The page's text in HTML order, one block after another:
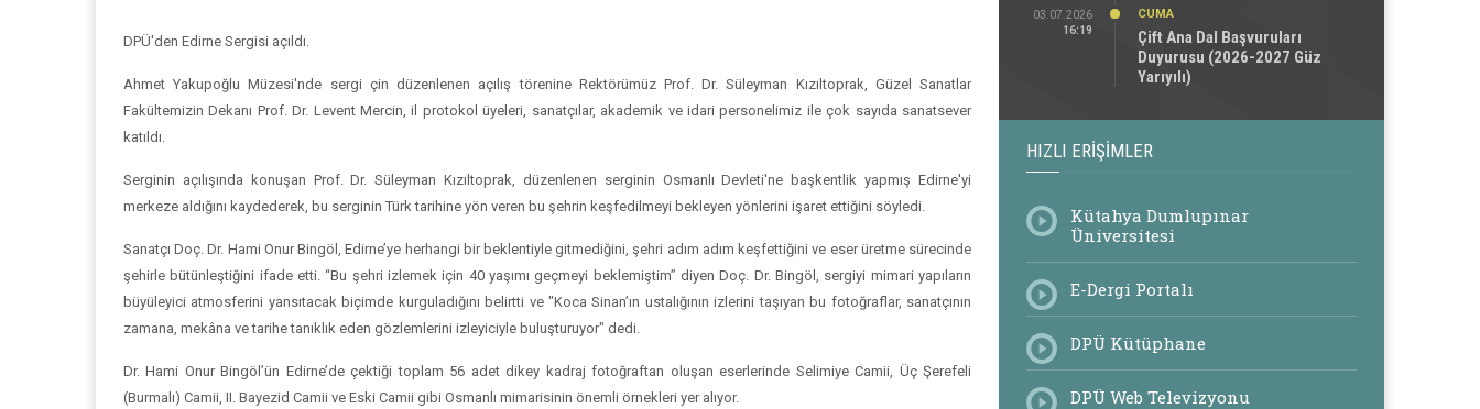
DPÜ'den Edirne Sergisi açıldı.
Ahmet Yakupoğlu Müzesi'nde sergi çin düzenlenen açılış törenine Rektörümüz Prof. Dr. Süleyman Kızıltoprak, Güzel Sanatlar
Fakültemizin Dekanı Prof. Dr. Levent Mercin, il protokol üyeleri, sanatçılar, akademik ve idari personelimiz ile çok sayıda sanatsever
katıldı.
Serginin açılışında konuşan Prof. Dr. Süleyman Kızıltoprak, düzenlenen serginin Osmanlı Devleti'ne başkentlik yapmış Edirne'yi
merkeze aldığını kaydederek, bu serginin Türk tarihine yön veren bu şehrin keşfedilmeyi bekleyen yönlerini işaret ettiğini söyledi.
Sanatçı Doç. Dr. Hami Onur Bingöl, Edirne’ye herhangi bir beklentiyle gitmediğini, şehri adım adım keşfettiğini ve eser üretme sürecinde
şehirle bütünleştiğini ifade etti. “Bu şehri izlemek için 40 yaşımı geçmeyi beklemiştim” diyen Doç. Dr. Bingöl, sergiyi mimari yapıların
büyüleyici atmosferini yansıtacak biçimde kurguladığını belirtti ve "Koca Sinan’ın ustalığının izlerini taşıyan bu fotoğraflar, sanatçının
zamana, mekâna ve tarihe tanıklık eden gözlemlerini izleyiciyle buluşturuyor" dedi.
Dr. Hami Onur Bingöl’ün Edirne’de çektiği toplam 56 adet dikey kadraj fotoğraftan oluşan eserlerinde Selimiye Camii, Üç Şerefeli
(Burmalı) Camii, II. Bayezid Camii ve Eski Camii gibi Osmanlı mimarisinin önemli örnekleri yer alıyor.
03.07.2026
16:19
CUMA
Çift Ana Dal Başvuruları
Duyurusu (2026-2027 Güz
Yarıyılı)
HIZLI ERIŞIMLER
Kütahya Dumlupınar
Üniversitesi
E-Dergi Portalı
DPÜ Kütüphane
DPÜ Web Televizyonu